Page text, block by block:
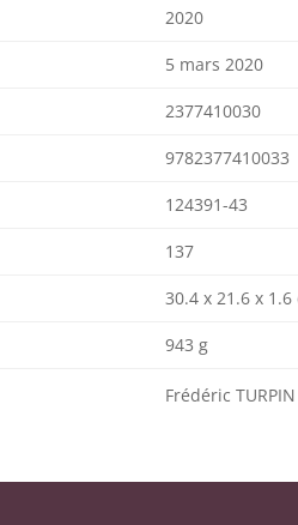
2020
5 mars 2020
2377410030
9782377410033
124391-43
137
30.4 x 21.6 x 1.6
943 g
Frédéric TURPIN